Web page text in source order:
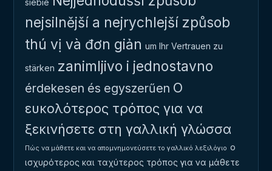
nejsilnější a nejrychlejší způsob
thú vị và đơn giản um Ihr Vertrauen zu
stärken zanimljivo i jednostavno
érdekesen és egyszerűen Ο
ευκολότερος τρόπος για να
ξεκινήσετε στη γαλλική γλώσσα
Πώς να μάθετε και να απομνημονεύσετε το γαλλικό λεξιλόγιο ο
ισχυρότερος και ταχύτερος τρόπος για να μάθετε